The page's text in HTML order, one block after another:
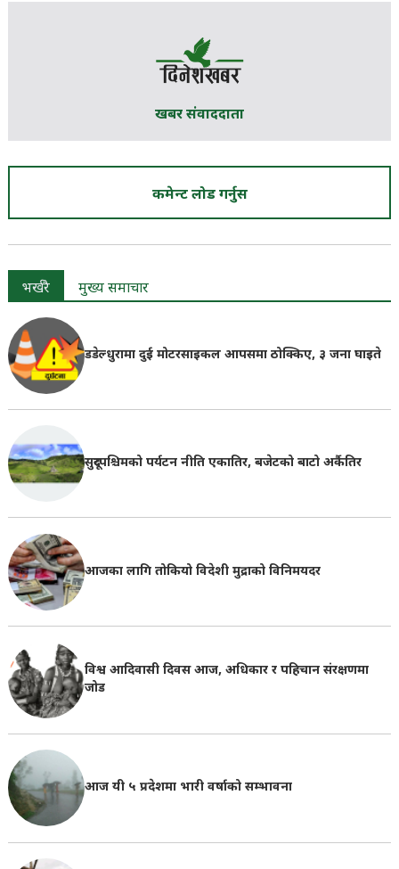
खबर संवाददाता
कमेन्ट लोड गर्नुस
भर्खरै मुख्य समाचार
डडेल्धुरामा दुई मोटरसाइकल आपसमा ठोक्किए, ३ जना घाइते
सुदूरपश्चिमको पर्यटन नीति एकातिर, बजेटको बाटो अर्कैतिर
आजका लागि तोकियो विदेशी मुद्राको विनिमयदर
विश्व आदिवासी दिवस आज, अधिकार र पहिचान संरक्षणमा
जोड
आज यी ५ प्रदेशमा भारी वर्षाको सम्भावना